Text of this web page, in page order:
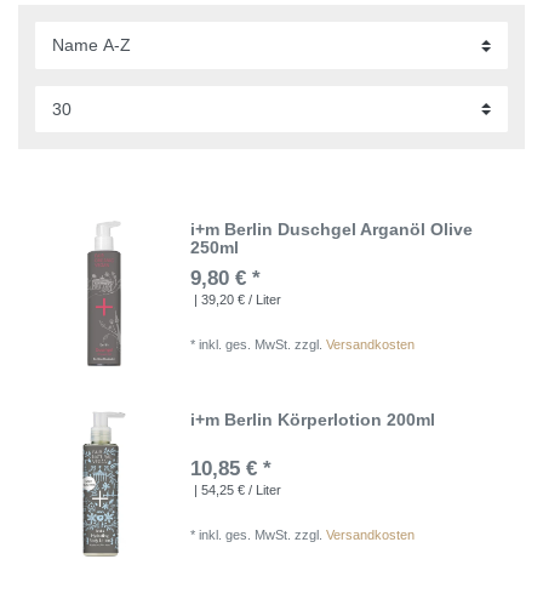
i+m Berlin Duschgel Arganöl Olive
250ml
9,80 € *
| 39,20 € / Liter
*inkl. ges. MwSt. zzgl.Versandkosten
i+m Berlin Körperlotion 200ml
10,85 € *
| 54,25 € / Liter
*inkl. ges. MwSt. zzgl.Versandkosten